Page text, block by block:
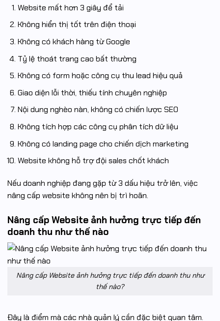
Website mất hơn 3 giây để tải
Không hiển thị tốt trên điện thoại
Không có khách hàng từ Google
Tỷ lệ thoát trang cao bất thường
Không có form hoặc công cụ thu lead hiệu quả
Giao diện lỗi thời, thiếu tính chuyên nghiệp
Nội dung nghèo nàn, không có chiến lược SEO
Không tích hợp các công cụ phân tích dữ liệu
Không có landing page cho chiến dịch marketing
Website không hỗ trợ đội sales chốt khách
Nếu doanh nghiệp đang gặp từ 3 dấu hiệu trở lên, việc
nâng cấp website không nên bị trì hoãn.
Nâng cấp Website ảnh hưởng trực tiếp đến
doanh thu như thế nào
Nâng cấp Website ảnh hưởng trực tiếp đến doanh thu như
thế nào?
Đây là điểm mà các nhà quản lý cần đặc biệt quan tâm.